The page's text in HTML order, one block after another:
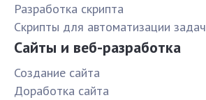
Разработка скрипта
Скрипты для автоматизации задач
Сайты и веб-разработка
Создание сайта
Доработка сайта